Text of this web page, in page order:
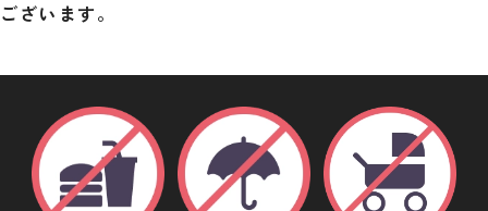
ございます。